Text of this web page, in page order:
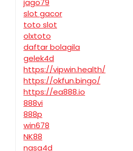
jago79
slot gacor
toto slot
olxtoto
daftar bolagila
gelek4d
https://vipwin.health/
https://okfun.bingo/
https://ea888.io
888vi
888p
win678
NK88
nasa4d